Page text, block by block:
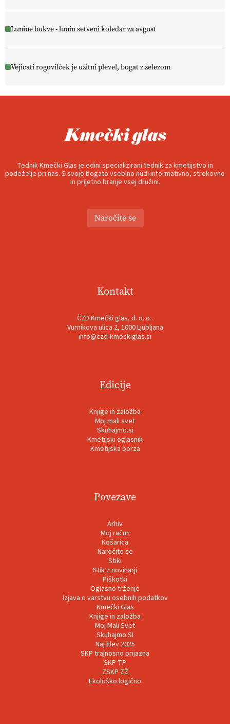
Lunine bukve - lunin setveni koledar za avgust
Vejicati rogovilček je užitni plevel, bogat z železom
Tednik Kmečki Glas je edini specializirani tednik za kmetijstvo in
podeželje pri nas. S svojo bogato vsebino nudi informativno, strokovno
in prijetno branje vsej družini.
Naročite se
Kontakt
ČZD Kmečki glas, d. o. o .
Vurnikova ulica 2, 1000 Ljubljana
info@czd-kmeckiglas.si
Edicije
Knjige in založba
Moj mali svet
Skuhajmo.si
Kmetijski oglasnik
Kmetijska borza
Povezave
Arhiv
Moj račun
Košarica
Naročite se
Stiki
Stik z novinarji
Piškotki
Oglasno trženje
Izjava o varstvu osebnih podatkov
Kmečki Glas
Knjige in založba
Moj Mali Svet
Skuhajmo.SI
Naj hlev 2025
SKP trajnosno prijazna
SKP TP
ZSKP ZŽ
Ekološko logično